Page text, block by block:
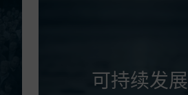
可持续发展